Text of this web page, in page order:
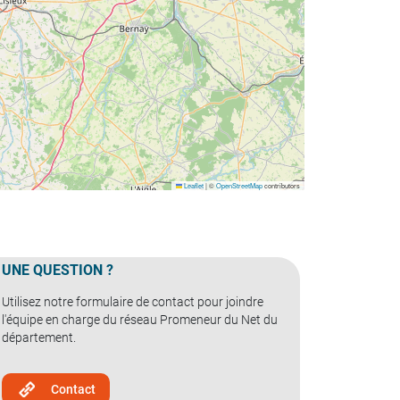
Leaflet|©OpenStreetMapcontributors
UNE QUESTION ?
Utilisez notre formulaire de contact pour joindre
l'équipe en charge du réseau Promeneur du Net du
département.
Contact